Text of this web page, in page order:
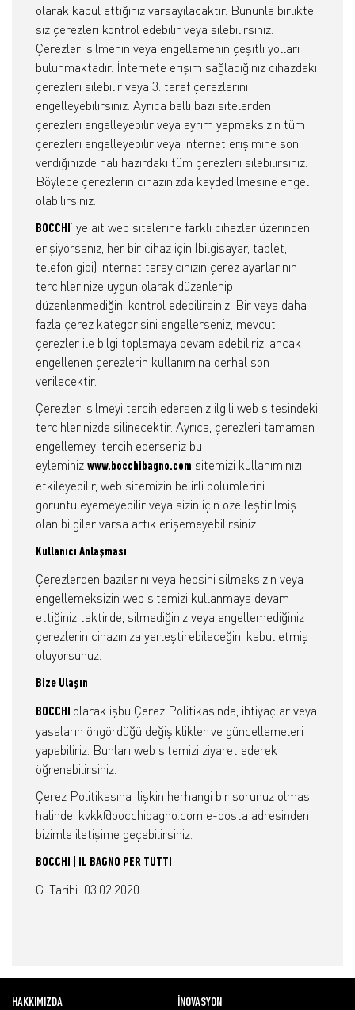
olarak kabul ettiğiniz varsayılacaktır. Bununla birlikte
siz çerezleri kontrol edebilir veya silebilirsiniz.
Çerezleri silmenin veya engellemenin çeşitli yolları
bulunmaktadır. İnternete erişim sağladığınız cihazdaki
çerezleri silebilir veya 3. taraf çerezlerini
engelleyebilirsiniz. Ayrıca belli bazı sitelerden
çerezleri engelleyebilir veya ayrım yapmaksızın tüm
çerezleri engelleyebilir veya internet erişimine son
verdiğinizde hali hazırdaki tüm çerezleri silebilirsiniz.
Böylece çerezlerin cihazınızda kaydedilmesine engel
olabilirsiniz.
BOCCHI ’ ye ait web sitelerine farklı cihazlar üzerinden
erişiyorsanız, her bir cihaz için (bilgisayar, tablet,
telefon gibi) internet tarayıcınızın çerez ayarlarının
tercihlerinize uygun olarak düzenlenip
düzenlenmediğini kontrol edebilirsiniz. Bir veya daha
fazla çerez kategorisini engellerseniz, mevcut
çerezler ile bilgi toplamaya devam edebiliriz, ancak
engellenen çerezlerin kullanımına derhal son
verilecektir.
Çerezleri silmeyi tercih ederseniz ilgili web sitesindeki
tercihlerinizde silinecektir. Ayrıca, çerezleri tamamen
engellemeyi tercih ederseniz bu
eyleminiz www.bocchibagno.com sitemizi kullanımınızı
etkileyebilir, web sitemizin belirli bölümlerini
görüntüleyemeyebilir veya sizin için özelleştirilmiş
olan bilgiler varsa artık erişemeyebilirsiniz.
Kullanıcı Anlaşması
Çerezlerden bazılarını veya hepsini silmeksizin veya
engellemeksizin web sitemizi kullanmaya devam
ettiğiniz taktirde, silmediğiniz veya engellemediğiniz
çerezlerin cihazınıza yerleştirebileceğini kabul etmiş
oluyorsunuz.
Bize Ulaşın
BOCCHI olarak işbu Çerez Politikasında, ihtiyaçlar veya
yasaların öngördüğü değişiklikler ve güncellemeleri
yapabiliriz. Bunları web sitemizi ziyaret ederek
öğrenebilirsiniz.
Çerez Politikasına ilişkin herhangi bir sorunuz olması
halinde, kvkk@bocchibagno.com e-posta adresinden
bizimle iletişime geçebilirsiniz.
BOCCHI | IL BAGNO PER TUTTI
G. Tarihi: 03.02.2020
HAKKIMIZDA İNOVASYON